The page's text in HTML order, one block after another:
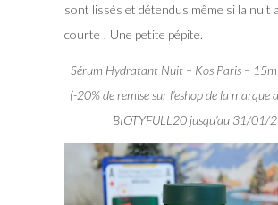
sont lissés et détendus même si la nuit
courte ! Une petite pépite.
Sérum Hydratant Nuit – Kos Paris –
(-20% de remise sur l’eshop de la marque
BIOTYFULL20 jusqu’au 31/01/